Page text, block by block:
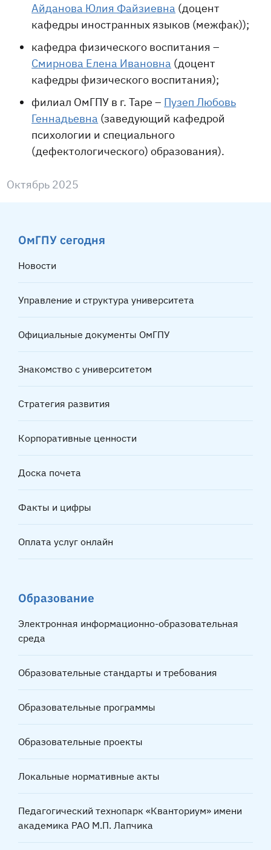
Айданова Юлия Файзиевна (доцент
кафедры иностранных языков (межфак));
кафедра физического воспитания –
Смирнова Елена Ивановна (доцент
кафедры физического воспитания);
филиал ОмГПУ в г. Таре – Пузеп Любовь
Геннадьевна (заведующий кафедрой
психологии и специального
(дефектологического) образования).
Октябрь 2025
ОмГПУ сегодня
Новости
Управление и структура университета
Официальные документы ОмГПУ
Знакомство с университетом
Стратегия развития
Корпоративные ценности
Доска почета
Факты и цифры
Оплата услуг онлайн
Образование
Электронная информационно-образовательная
среда
Образовательные стандарты и требования
Образовательные программы
Образовательные проекты
Локальные нормативные акты
Педагогический технопарк «Кванториум» имени
академика РАО М.П. Лапчика